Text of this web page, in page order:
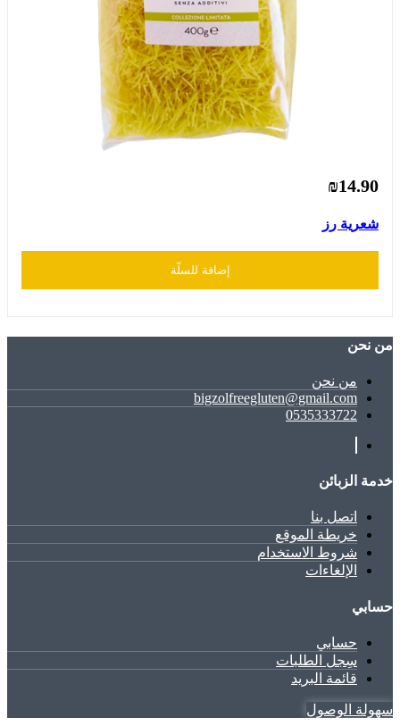
₪14.90
شعرية رز
إضافة للسلّة
ﻣﻦ ﻧﺤﻦ
ﻣﻦ ﻧﺤﻦ
bigzolfreegluten@gmail.com
0535333722
خدمة الزبائن
اتصل بنا
خريطة الموقع
شروط الاستخدام
الإلغاءات
حسابي
حسابي
سِجل الطلبات
قائمة البريد
سهولة الوصول